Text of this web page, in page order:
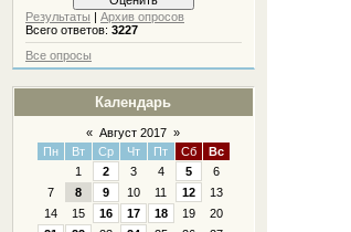
Результаты | Архив опросов
Всего ответов: 3227
Все опросы
Календарь
« Август 2017 »
Пн
Вт Ср Чт Пт Сб
Вс
1
2 3 4 5
6
7
8 9 10 11 12
13
14
15 16 17 18 19
20